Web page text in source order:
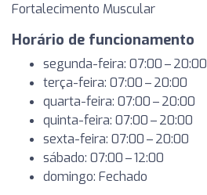
Fortalecimento Muscular
Horário de funcionamento
segunda-feira: 07:00 – 20:00
terça-feira: 07:00 – 20:00
quarta-feira: 07:00 – 20:00
quinta-feira: 07:00 – 20:00
sexta-feira: 07:00 – 20:00
sábado: 07:00 – 12:00
domingo: Fechado